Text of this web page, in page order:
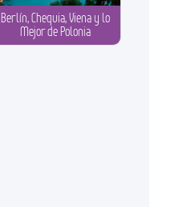
Berlín, Chequia, Viena y lo
Mejor de Polonia